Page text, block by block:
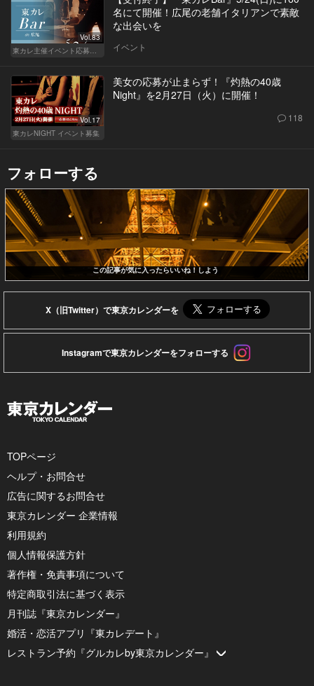
Vol.83
名にて開催！広尾の老舗イタリアンで素敵
な出会いを
イベント
Vol.17
東カレNIGHT イベント募集
美女の応募が止まらず！『灼熱の40歳
Night』を2月27日（火）に開催！
118
フォローする
この記事が気に入ったらいいね！しよう
X（旧Twitter）で東京カレンダーを
Instagramで東京カレンダーをフォローする
TOPページ
ヘルプ・お問合せ
広告に関するお問合せ
東京カレンダー 企業情報
利用規約
個人情報保護方針
著作権・免責事項について
特定商取引法に基づく表示
月刊誌『東京カレンダー』
婚活・恋活アプリ『東カレデート』
レストラン予約『グルカレby東京カレンダー』